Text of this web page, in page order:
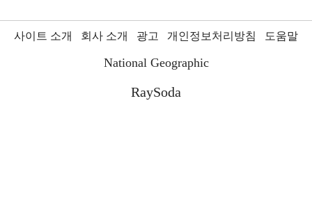
사이트 소개 회사 소개 광고 개인정보처리방침 도움말
National Geographic
RaySoda